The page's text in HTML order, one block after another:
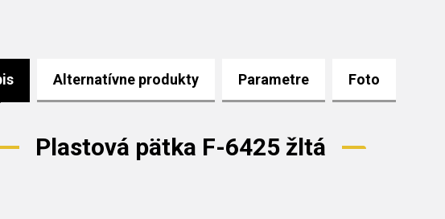
Alternatívne produkty Parametre Foto
Plastová pätka F-6425 žltá